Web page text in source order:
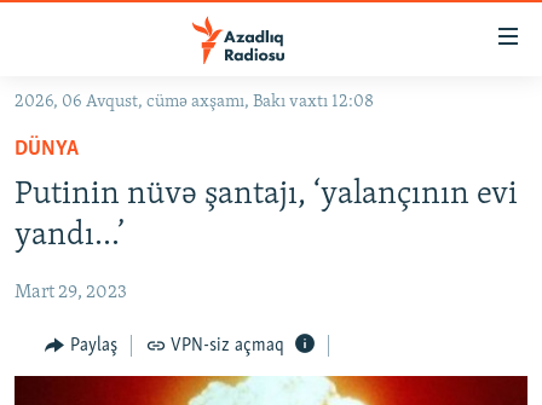
Əsas
qayıt
Əsas
naviqasiyaya
qayıt
KORRUPSIOMETR
FƏRQƏ BAX
QANUNI DOĞRU
2026, 06 Avqust, cümə axşamı, Bakı vaxtı 12:08
DÜNYA
Putinin nüvə şantajı, ‘yalançının evi
yandı...’
Mart 29, 2023
Paylaş VPN-siz açmaq